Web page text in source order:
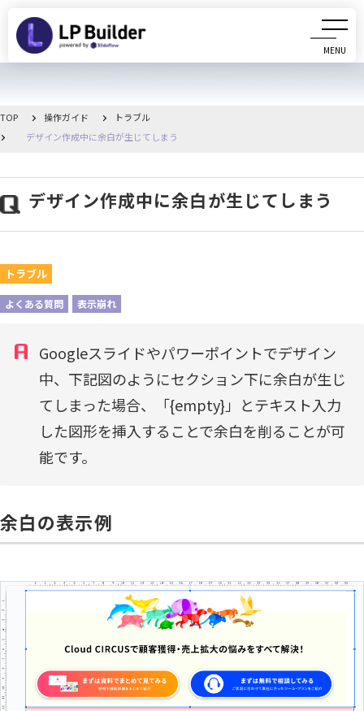
MENU
CLOSE
動画マニュアル
リリース情報
お知らせ一覧
TOP 操作ガイド
トラブル
デザイン作成中に余白が生じてしまう
デザイン作成中に余白が生じてしまう
トラブル
よくある質問 表示崩れ
Googleスライドやパワーポイントでデザイン
中、下記図のようにセクション下に余白が生じ
てしまった場合、「{empty}」とテキスト入力
した図形を挿入することで余白を削ることが可
能です。
余白の表示例